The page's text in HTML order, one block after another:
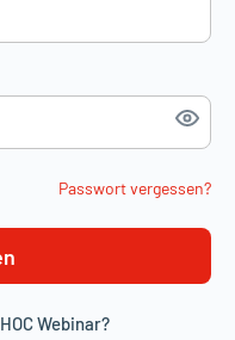
Passwort vergessen?
Webinar?